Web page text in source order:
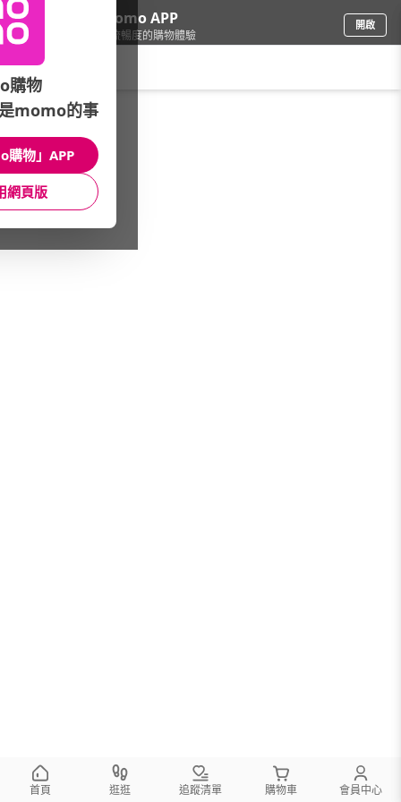
下載momo APP
給你3倍流暢度的購物體驗
開啟
看看買/LOVETEEN
本館精選商品
館長推薦 月銷量
首頁 逛逛 追蹤清單 購物車 會員中心
購物
momo的事
購物」APP
網頁版